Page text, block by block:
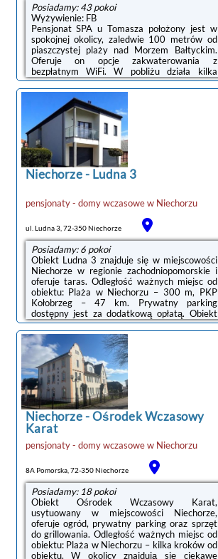
Posiadamy: 43 pokoi
Wyżywienie: FB
Pensjonat SPA u Tomasza położony jest w
spokojnej okolicy, zaledwie 100 metrów od
piaszczystej plaży nad Morzem Bałtyckim.
Oferuje on opcje zakwaterowania z
bezpłatnym WiFi. W pobliżu działa kilka
restauracji i barów.Wszystkie opcje
zakwaterowania wyposażone są w telewizor
z płaskim ekranem oraz odtwarzacz DVD. W
każdej z nich mieści się także łazienka z
kabiną prysznicową i ręcznikami.Za
dodatkową opłatą Goście mogą korzystać z
masaży i rozmaitych zabiegów
kosmetycznych w spa.Codziennie rano w
restauracji serwowane jest śniadanie w
formie bufetu. Za dodatkową opłatą ...
Niechorze- Ludna 3
pensjonaty - domy wczasowew Niechorzu
ul. Ludna 3, 72-350 Niechorze
Posiadamy: 6 pokoi
Obiekt Ludna 3 znajduje się w miejscowości
Niechorze w regionie zachodniopomorskie i
oferuje taras. Odległość ważnych miejsc od
obiektu: Plaża w Niechorzu – 300 m, PKP
Kołobrzeg – 47 km. Prywatny parking
dostępny jest za dodatkową opłatą. Obiekt
jest idealnym wyborem dla niepalących.
Odległość ważnych miejsc od obiektu: Molo w
Kołobrzegu – 48 km.W każdym pokoju w
obiekcie znajduje się szafa, telewizor z
płaskim ekranem oraz prywatna łazienka.
Pościel i ręczniki są zapewnione. W prywatnej
łazience zapewniono prysznic, bezpłatny
zestaw kosmetyków i suszarkę do włosów. ...
Niechorze-Ośrodek Wczasowy
Karat
pensjonaty - domy wczasowew Niechorzu
8A Pomorska, 72-350 Niechorze
Posiadamy: 18 pokoi
Obiekt Ośrodek Wczasowy Karat,
usytuowany w miejscowości Niechorze,
oferuje ogród, prywatny parking oraz sprzęt
do grillowania. Odległość ważnych miejsc od
obiektu: Plaża w Niechorzu – kilka kroków od
obiektu. W okolicy znajdują się ciekawe